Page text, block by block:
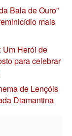
Bala de Ouro”
mais
Um Herói de
para celebrar
de Lençóis
Diamantina